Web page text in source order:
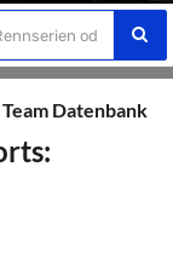
Datenbank